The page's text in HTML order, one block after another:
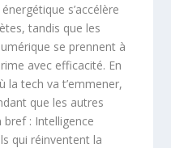
s’accélère
tandis que les
se prennent à
avec efficacité. En
la tech va t’emmener,
que les autres
: Intelligence
qui réinventent la